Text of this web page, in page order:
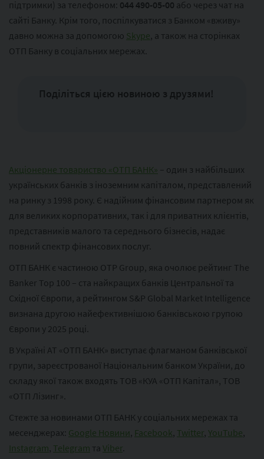
підтримки) за телефоном: 044 490-05-00 або через чат на
сайті Банку. Крім того, поспілкуватися з Банком «вживу»
давно можна за допомогою Skype, а також на сторінках
ОТП Банку в соціальних мережах.
Поділіться цією новиною з друзями!
Акціонерне товариство «ОТП БАНК» – один з найбільших
українських банків з іноземним капіталом, представлений
на ринку з 1998 року. Є надійним фінансовим партнером як
для великих корпоративних, так і для приватних клієнтів,
представників малого та середнього бізнесів, надає
повний спектр фінансових послуг.
ОТП БАНК є частиною ОТР Group, яка очолює рейтинг The
Banker Top 100 – ста найкращих банків Центральної та
Східної Європи, а рейтингом S&P Global Market Intelligence
визнана другою найефективнішою банківською групою
Європи у 2025 році.
В Україні АТ «ОТП БАНК» виступає флагманом банківської
групи, зареєстрованої Національним банком України, до
складу якої також входять ТОВ «КУА «ОТП Капітал», ТОВ
«ОТП Лізинг».
Стежте за новинами ОТП БАНК у соціальних мережах та
месенджерах: Google Новини, Facebook, Twitter, YouTube,
Instagram, Telegram та Viber